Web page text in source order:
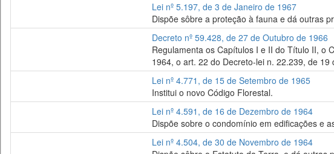
Lei nº 5.197, de 3 de Janeiro de 1967
Dispõe sôbre a proteção à fauna e dá outras
Decreto nº 59.428, de 27 de Outubro de 1966
Regulamenta os Capítulos I e II do Título II, o
1964, o art. 22 do Decreto-lei n. 22.239, de
Lei nº 4.771, de 15 de Setembro de 1965
Institui o novo Código Florestal.
Lei nº 4.591, de 16 de Dezembro de 1964
Dispõe sobre o condomínio em edificações e
Lei nº 4.504, de 30 de Novembro de 1964